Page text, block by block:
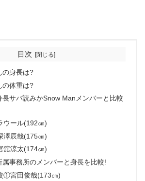
目次
の身長は?
の体重は?
長サバ読みかSnow Manメンバーと比較
ウール(192㎝)
澤辰哉(175㎝)
舘涼太(174㎝)
属事務所のメンバーと身長を比較!
①宮田俊哉(173㎝)